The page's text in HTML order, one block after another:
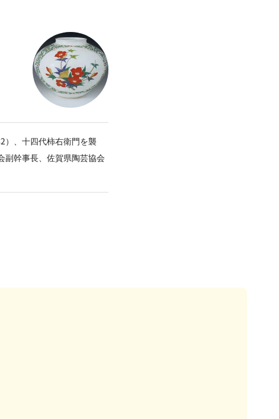
）、十四代柿右衛門を襲
副幹事長、佐賀県陶芸協会